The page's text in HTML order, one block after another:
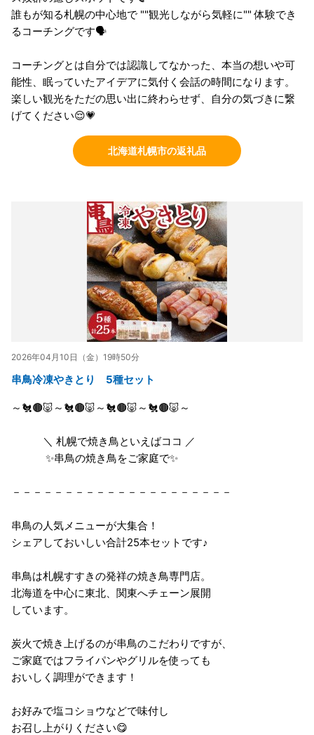
誰もが知る札幌の中心地で ""観光しながら気軽に"" 体験でき
るコーチングです🗣️
コーチングとは自分では認識してなかった、本当の想いや可
能性、眠っていたアイデアに気付く会話の時間になります。
楽しい観光をただの思い出に終わらせず、自分の気づきに繋
げてください😌💗
北海道札幌市の返礼品
2026年04月10日（金）19時50分
串鳥冷凍やきとり 5種セット
～🐔🟤🐷～🐔🟤🐷～🐔🟤🐷～🐔🟤🐷～
＼ 札幌で焼き鳥といえばココ ／
✨串鳥の焼き鳥をご家庭で✨
－－－－－－－－－－－－－－－－－－－－－
串鳥の人気メニューが大集合！
シェアしておいしい合計25本セットです♪
串鳥は札幌すすきの発祥の焼き鳥専門店。
北海道を中心に東北、関東へチェーン展開
しています。
炭火で焼き上げるのが串鳥のこだわりですが、
ご家庭ではフライパンやグリルを使っても
おいしく調理ができます！
お好みで塩コショウなどで味付し
お召し上がりください😋